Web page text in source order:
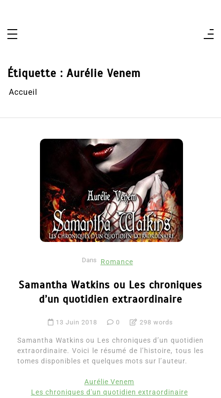
Étiquette : Aurélie Venem
Accueil
Dans Romance
Samantha Watkins ou Les chroniques
d’un quotidien extraordinaire
13 Juin 2018 0 298 words
Samantha Watkins ou Les chroniques d’un quotidien
extraordinaire. Voici le résumé de l’histoire, tous les
tomes disponibles et quelques mots sur l’auteur.
Aurélie Venem
Les chroniques d'un quotidien extraordinaire